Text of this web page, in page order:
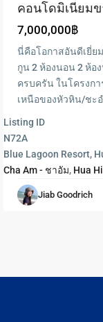
คอนโดมิเนียม
7,000,000฿
นี่คือโอกาสอันดีเยี่ย
กูน 2 ห้องนอน 2 ห้อ
ครบครัน ในโครงก
เหนือของหัวหิน/ชะ
Listing ID
N72A
Blue Lagoon Resort,
Cha Am - ชาอัม, Hua
Jiab Goodrich